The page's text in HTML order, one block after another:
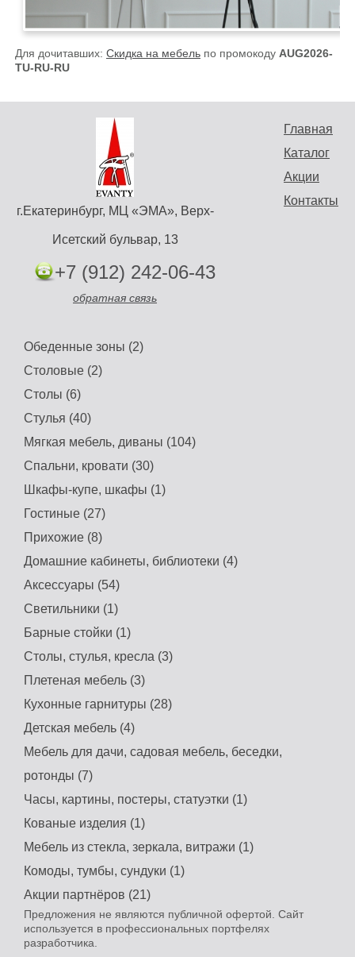
Для дочитавших: Скидка на мебель по промокоду AUG2026-
TU-RU-RU
Главная
Каталог
Акции
Контакты
г.Екатеринбург, МЦ «ЭМА», Верх-
Исетский бульвар, 13
+7 (912) 242-06-43
обратная связь
Обеденные зоны (2)
Столовые (2)
Столы (6)
Стулья (40)
Мягкая мебель, диваны (104)
Спальни, кровати (30)
Шкафы-купе, шкафы (1)
Гостиные (27)
Прихожие (8)
Домашние кабинеты, библиотеки (4)
Аксессуары (54)
Светильники (1)
Барные стойки (1)
Столы, стулья, кресла (3)
Плетеная мебель (3)
Кухонные гарнитуры (28)
Детская мебель (4)
Мебель для дачи, садовая мебель, беседки,
ротонды (7)
Часы, картины, постеры, статуэтки (1)
Кованые изделия (1)
Мебель из стекла, зеркала, витражи (1)
Комоды, тумбы, сундуки (1)
Акции партнёров (21)
Предложения не являются публичной офертой. Сайт
используется в профессиональных портфелях
разработчика.